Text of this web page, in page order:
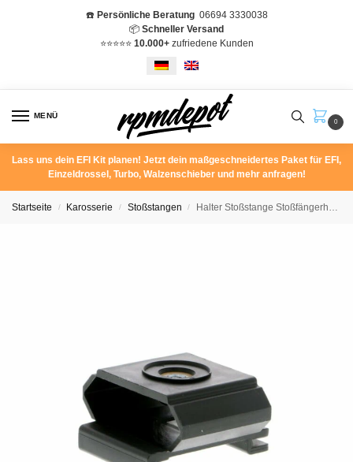
☎️ Persönliche Beratung06694 3330038
📦 Schneller Versand
⭐️⭐️⭐️⭐️⭐️ 10.000+zufriedene Kunden
MENÜ
0
Lass uns dein EFI Kit planen! Jetzt dein maßgeschneidertes Paket für EFI,
Einzeldrossel, Turbo, Walzenschieber und mehr anfragen!
Startseite / Karosserie / Stoßstangen / Halter Stoßstange Stoßfängerhalterung Mercedes Benz 190E W201 Clip A2018800114